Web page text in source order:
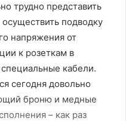
трудно представить
подводку
напряжения от
к розеткам в
кабели.
сегодня довольно
броню и медные
– как раз